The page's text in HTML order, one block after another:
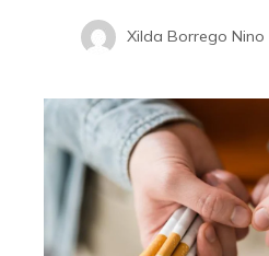
Xilda Borrego Nino